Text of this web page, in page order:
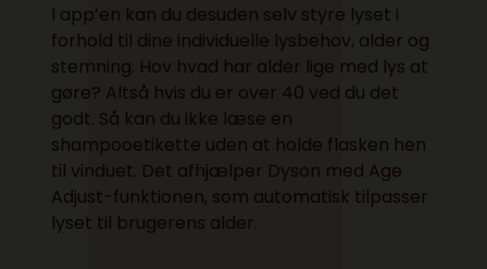
I app’en kan du desuden selv styre lyset i
forhold til dine individuelle lysbehov, alder og
stemning. Hov hvad har alder lige med lys at
gøre? Altså hvis du er over 40 ved du det
godt. Så kan du ikke læse en
shampooetikette uden at holde flasken hen
til vinduet. Det afhjælper Dyson med Age
Adjust-funktionen, som automatisk tilpasser
lyset til brugerens alder.